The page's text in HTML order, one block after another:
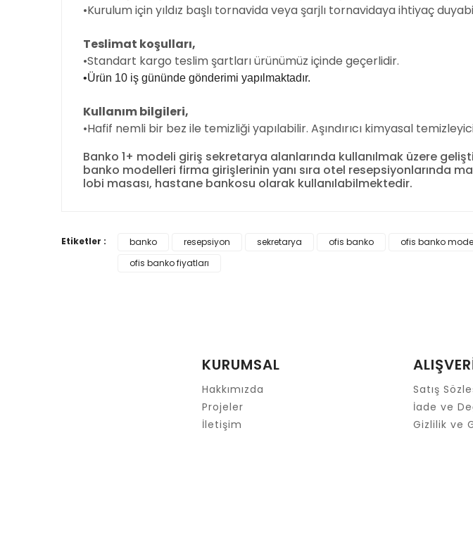
•Kurulum için yıldız başlı tornavida veya şarjlı tornavidaya ihtiyaç
Teslimat koşulları,
•Standart kargo teslim şartları ürünümüz içinde geçerlidir.
•Ürün 10 iş gününde gönderimi yapılmaktadır.
Kullanım bilgileri,
•Hafif nemli bir bez ile temizliği yapılabilir. Aşındırıcı kimyasal
Banko 1+ modeli giriş sekretarya alanlarında kullanılmak üzere
banko modelleri firma girişlerinin yanı sıra otel resepsiyonlarında
lobi masası, hastane bankosu olarak kullanılabilmektedir.
Bu ürünün fiyat bilgisi, resim, ürün açıklamalarında ve diğer konularda yetersiz
Bu ürüne benzer farklı alternatifler olmalı.
Etiketler : banko resepsiyon sekretarya ofis banko ofis banko
ofis banko fiyatları
KURUMSAL
Hakkımızda
Projeler
İletişim
Satış
İade ve
Gizlilik ve